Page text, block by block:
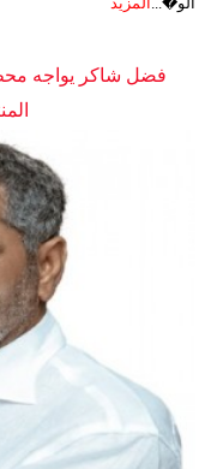
فضل شاكر يواجه